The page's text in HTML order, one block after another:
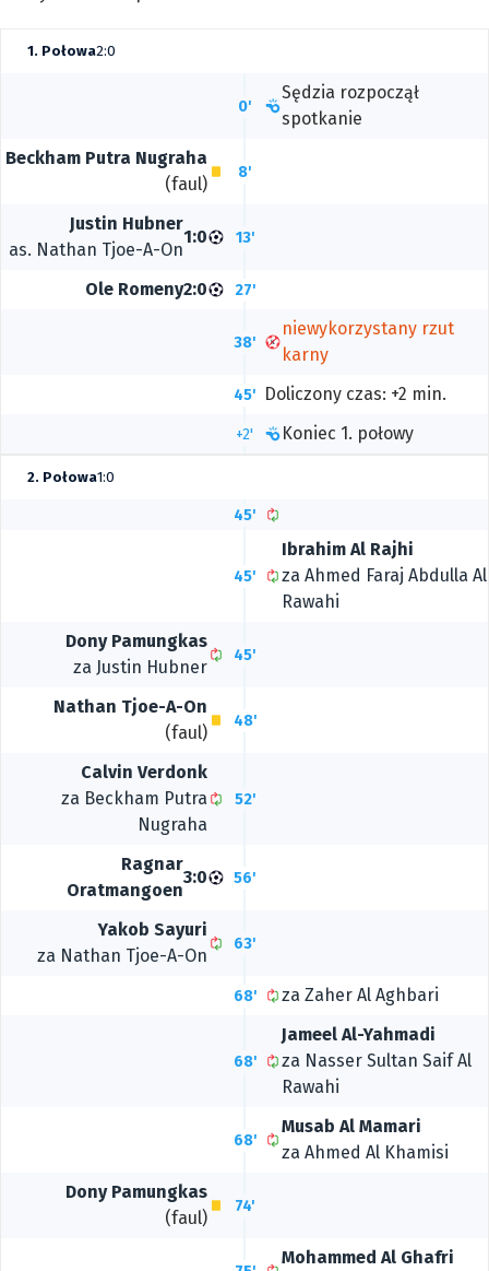
1. Połowa2:0
0'
Sędzia rozpoczął
spotkanie
Beckham Putra Nugraha
(faul)
8'
1:0
Justin Hubner
as. Nathan Tjoe-A-On
13'
2:0
Ole Romeny 27'
38'
niewykorzystany rzut
karny
45' Doliczony czas: +2 min.
+2' Koniec 1. połowy
2. Połowa1:0
45'
45'
Ibrahim Al Rajhi
za Ahmed Faraj Abdulla Al
Rawahi
Dony Pamungkas
za Justin Hubner
45'
Nathan Tjoe-A-On
(faul)
48'
Calvin Verdonk
za Beckham Putra
Nugraha
52'
3:0
Ragnar
Oratmangoen
56'
Yakob Sayuri
za Nathan Tjoe-A-On
63'
68' za Zaher Al Aghbari
68'
Jameel Al-Yahmadi
za Nasser Sultan Saif Al
Rawahi
68'
Musab Al Mamari
za Ahmed Al Khamisi
Dony Pamungkas
(faul)
74'
Mohammed Al Ghafri